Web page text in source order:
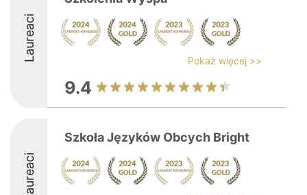
Laureaci Pokaż więcej >>
9.4
Laureaci
Szkoła Języków Obcych Bright